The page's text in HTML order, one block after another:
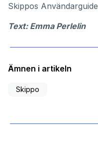
Skippos Användarguide
Text: Emma Perlelin
Ämnen i artikeln
Skippo